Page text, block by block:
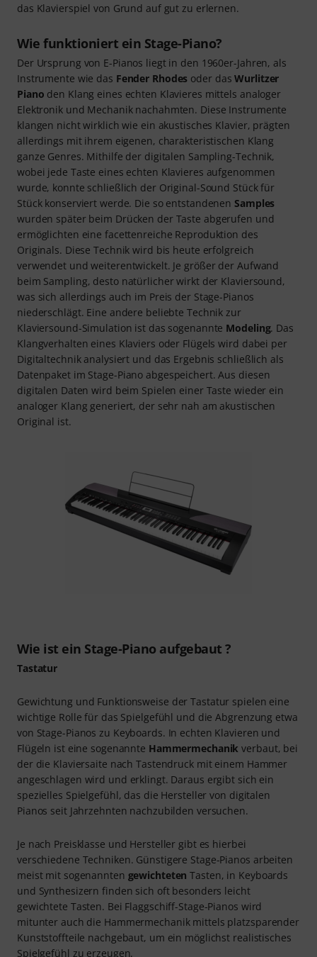
das Klavierspiel von Grund auf gut zu erlernen.
Wie funktioniert ein Stage-Piano?
Der Ursprung von E-Pianos liegt in den 1960er-Jahren, als
Instrumente wie das Fender Rhodes oder dasWurlitzer
Piano den Klang eines echten Klavieres mittels analoger
Elektronik und Mechanik nachahmten. Diese Instrumente
klangen nicht wirklich wie ein akustisches Klavier, prägten
allerdings mit ihrem eigenen, charakteristischen Klang
ganze Genres. Mithilfe der digitalen Sampling-Technik,
wobei jede Taste eines echten Klavieres aufgenommen
wurde, konnte schließlich der Original-Sound Stück für
Stück konserviert werde. Die so entstandenenSamples
wurden später beim Drücken der Taste abgerufen und
ermöglichten eine facettenreiche Reproduktion des
Originals. Diese Technik wird bis heute erfolgreich
verwendet und weiterentwickelt. Je größer der Aufwand
beim Sampling, desto natürlicher wirkt der Klaviersound,
was sich allerdings auch im Preis der Stage-Pianos
niederschlägt. Eine andere beliebte Technik zur
Klaviersound-Simulation ist das sogenannte Modeling. Das
Klangverhalten eines Klaviers oder Flügels wird dabei per
Digitaltechnik analysiert und das Ergebnis schließlich als
Datenpaket im Stage-Piano abgespeichert. Aus diesen
digitalen Daten wird beim Spielen einer Taste wieder ein
analoger Klang generiert, der sehr nah am akustischen
Original ist.
Wie ist ein Stage-Piano aufgebaut ?
Tastatur
Gewichtung und Funktionsweise der Tastatur spielen eine
wichtige Rolle für das Spielgefühl und die Abgrenzung etwa
von Stage-Pianos zu Keyboards. In echten Klavieren und
Flügeln ist eine sogenannte Hammermechanik verbaut, bei
der die Klaviersaite nach Tastendruck mit einem Hammer
angeschlagen wird und erklingt. Daraus ergibt sich ein
spezielles Spielgefühl, das die Hersteller von digitalen
Pianos seit Jahrzehnten nachzubilden versuchen.
Je nach Preisklasse und Hersteller gibt es hierbei
verschiedene Techniken. Günstigere Stage-Pianos arbeiten
meist mit sogenannten gewichteten Tasten, in Keyboards
und Synthesizern finden sich oft besonders leicht
gewichtete Tasten. Bei Flaggschiff-Stage-Pianos wird
mitunter auch die Hammermechanik mittels platzsparender
Kunststoffteile nachgebaut, um ein möglichst realistisches
Spielgefühl zu erzeugen.